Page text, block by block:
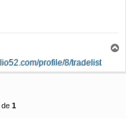
profile/8/tradelist
r
de 1